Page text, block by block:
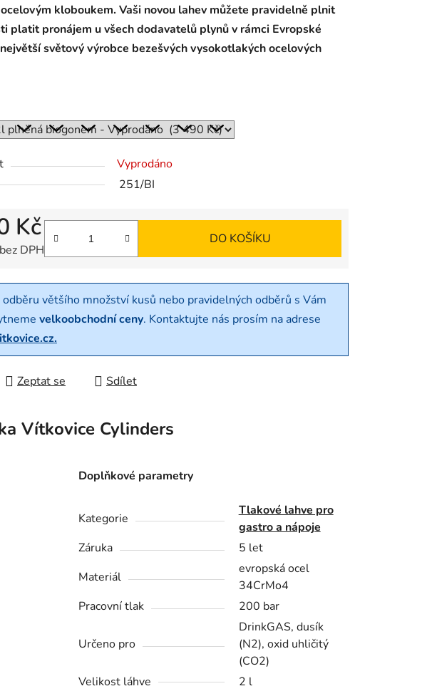
kloboukem. Vaši novou lahev můžete pravidelně plnit
platit pronájem u všech dodavatelů plynů v rámci Evropské
světový výrobce bezešvých vysokotlakých ocelových
Vyprodáno
251/BI
Kč
DPH
DO KOŠÍKU
většího množství kusů nebo pravidelných odběrů s Vám
velkoobchodní ceny. Kontaktujte nás prosím na adrese
Zeptat se Sdílet
Vítkovice Cylinders
Doplňkové parametry
Kategorie
Tlakové lahve pro
gastro a nápoje
Záruka
5 let
Materiál
evropská ocel
34CrMo4
Pracovní tlak
200 bar
Určeno pro
DrinkGAS, dusík
(N2), oxid uhličitý
(CO2)
Velikost láhve
2 l